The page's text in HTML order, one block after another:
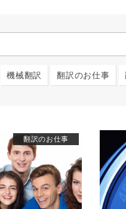
機械翻訳 翻訳のお仕事
翻訳のお仕事